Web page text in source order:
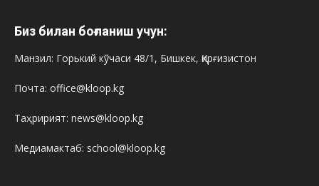
Биз билан боғланиш учун:
Манзил: Горький кўчаси 48/1, Бишкек, Қирғизистон
Почта: office@kloop.kg
Таҳририят: news@kloop.kg
Медиамактаб: school@kloop.kg